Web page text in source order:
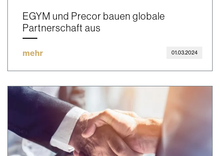
EGYM und Precor bauen globale
Partnerschaft aus
mehr 01.03.2024